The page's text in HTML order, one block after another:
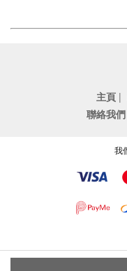
主頁 |
聯絡我們
我